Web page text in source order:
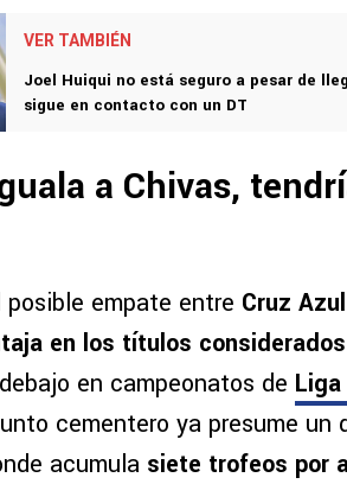
VER TAMBIÉN
Joel Huiqui no está seguro a pesar de
sigue en contacto con un DT
a Chivas,
empate entre Cruz
en los títulos
en campeonatos de
cementero ya presume
acumula siete trofeos por